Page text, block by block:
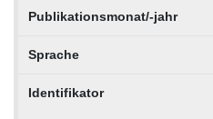
Publikationsmonat/-jahr
Sprache
Identifikator